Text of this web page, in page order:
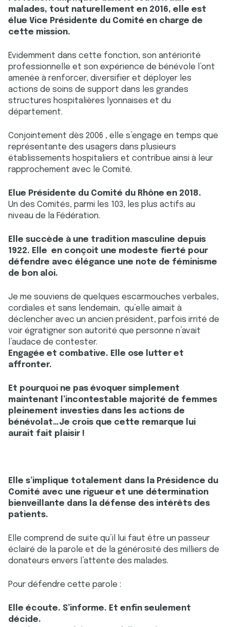
malades, tout naturellement en 2016, elle est
élue Vice Présidente du Comité en charge de
cette mission.
Evidemment dans cette fonction, son antériorité
professionnelle et son expérience de bénévole l’ont
amenée à renforcer, diversifier et déployer les
actions de soins de support dans les grandes
structures hospitalières lyonnaises et du
département.
Conjointement dès 2006 , elle s’engage en temps que
représentante des usagers dans plusieurs
établissements hospitaliers et contribue ainsi à leur
rapprochement avec le Comité.
Elue Présidente du Comité du Rhône en 2018.
Un des Comités, parmi les 103, les plus actifs au
niveau de la Fédération.
Elle succède à une tradition masculine depuis
1922. Elle en conçoit une modeste fierté pour
défendre avec élégance une note de féminisme
de bon aloi.
Je me souviens de quelques escarmouches verbales,
cordiales et sans lendemain, qu’elle aimait à
déclencher avec un ancien président, parfois irrité de
voir égratigner son autorité que personne n’avait
l’audace de contester.
Engagée et combative. Elle ose lutter et
affronter.
Et pourquoi ne pas évoquer simplement
maintenant l’incontestable majorité de femmes
pleinement investies dans les actions de
bénévolat…Je crois que cette remarque lui
aurait fait plaisir !
Elle s’implique totalement dans la Présidence du
Comité avec une rigueur et une détermination
bienveillante dans la défense des intérêts des
patients.
Elle comprend de suite qu’il lui faut être un passeur
éclairé de la parole et de la générosité des milliers de
donateurs envers l’attente des malades.
Pour défendre cette parole :
Elle écoute. S’informe. Et enfin seulement
décide.